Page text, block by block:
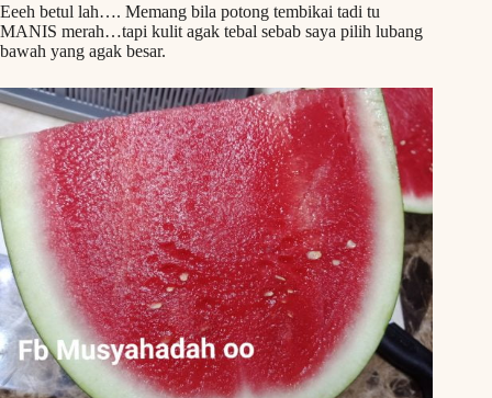
Eeeh betul lah…. Memang bila potong tembikai tadi tu
MANIS merah…tapi kulit agak tebal sebab saya pilih lubang
bawah yang agak besar.